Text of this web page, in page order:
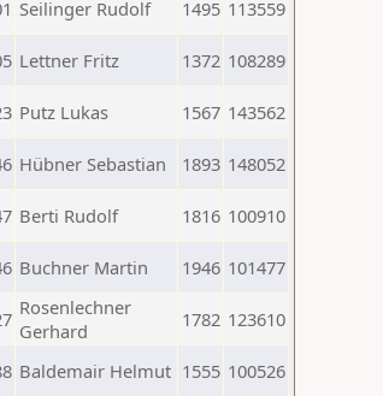
Seilinger Rudolf 1495 113559
Lettner Fritz 1372 108289
Putz Lukas 1567 143562
Hübner Sebastian 1893 148052
Berti Rudolf 1816 100910
Buchner Martin 1946 101477
Rosenlechner
Gerhard
1782 123610
Baldemair Helmut 1555 100526